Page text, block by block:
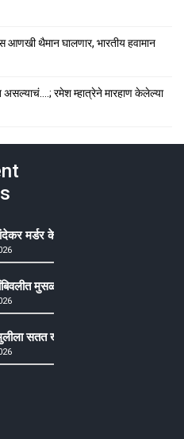
थैमान घालणार, भारतीय हवामान
रमेश म्हात्रेने मारहाण केलेल्या
मर्डर केसमधील साक्षीदाराची हत्या,
मुसळधार ते अतिमुसळधार पाऊस,
सतत खोकला अन् ताप, ७ वर्षे उपचार